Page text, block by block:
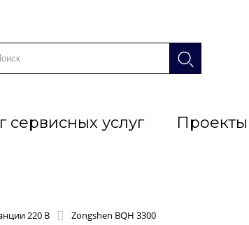
сервисных услуг Проекты
220 В Zongshen BQH 3300